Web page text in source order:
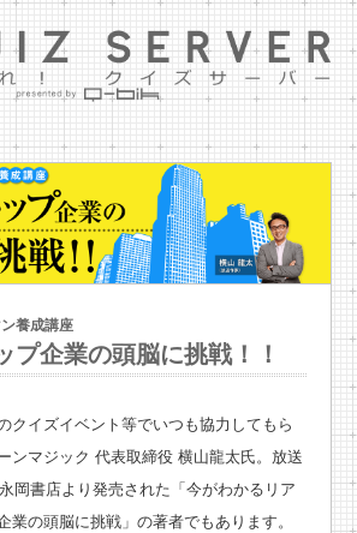
養成講座
プ企業の頭脳に挑戦！！
クイズイベント等でいつも協力してもら
ンマジック 代表取締役 横山龍太氏。放送
岡書店より発売された「今がわかるリア
の頭脳に挑戦」の著者でもあります。